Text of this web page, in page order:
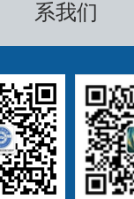
系我们